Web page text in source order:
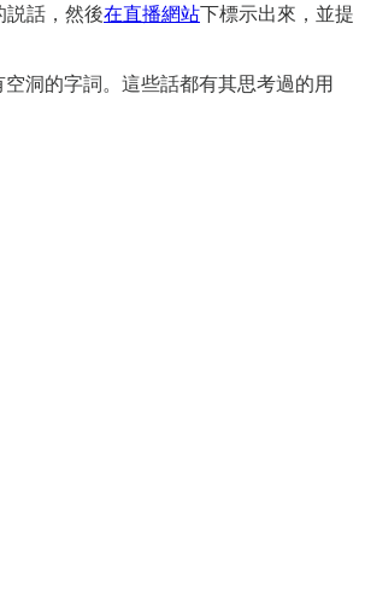
説話，然後在直播網站下標示出來，並提
洞的字詞。這些話都有其思考過的用